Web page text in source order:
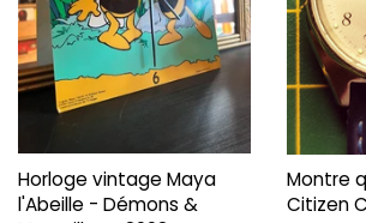
Horloge vintage Maya
l'Abeille - Démons &
Montre
Citizen